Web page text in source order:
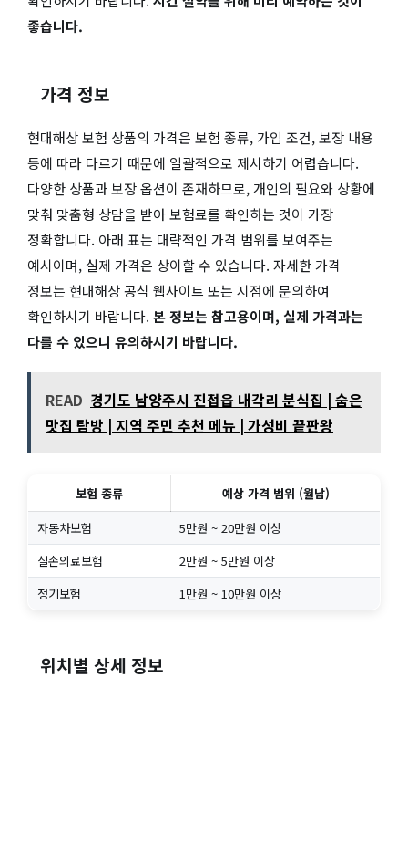
좋습니다.
가격 정보
현대해상 보험 상품의 가격은 보험 종류, 가입 조건, 보장 내용
등에 따라 다르기 때문에 일괄적으로 제시하기 어렵습니다.
다양한 상품과 보장 옵션이 존재하므로, 개인의 필요와 상황에
맞춰 맞춤형 상담을 받아 보험료를 확인하는 것이 가장
정확합니다. 아래 표는 대략적인 가격 범위를 보여주는
예시이며, 실제 가격은 상이할 수 있습니다. 자세한 가격
정보는 현대해상 공식 웹사이트 또는 지점에 문의하여
확인하시기 바랍니다. 본 정보는 참고용이며, 실제 가격과는
다를 수 있으니 유의하시기 바랍니다.
READ 경기도 남양주시 진접읍 내각리 분식집 | 숨은
맛집 탐방 | 지역 주민 추천 메뉴 | 가성비 끝판왕
보험 종류
예상 가격 범위 (월납)
자동차보험
5만원 ~ 20만원 이상
실손의료보험
2만원 ~ 5만원 이상
정기보험
1만원 ~ 10만원 이상
위치별 상세 정보